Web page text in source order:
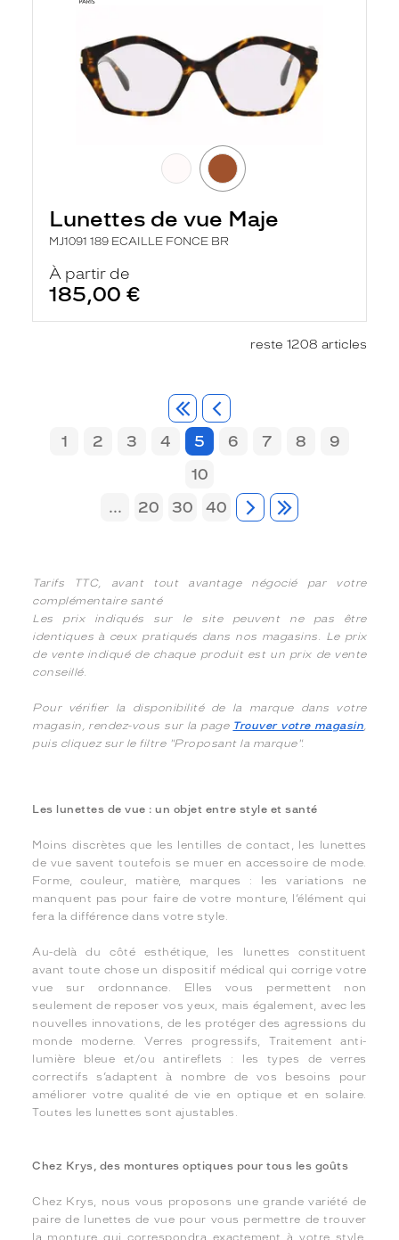
Lunettes de vue Maje
MJ1091 189 ECAILLE FONCE BR
À partir de
185,00 €
reste 1208 articles
1 2 3 4 5 6 7 8
9
10
...
20 30 40
Tarifs TTC, avant tout avantage négocié par votre
complémentaire santé
Les prix indiqués sur le site peuvent ne pas être
identiques à ceux pratiqués dans nos magasins. Le prix
de vente indiqué de chaque produit est un prix de vente
conseillé.
Pour vérifier la disponibilité de la marque dans votre
magasin, rendez-vous sur la page Trouver votre magasin,
puis cliquez sur le filtre "Proposant la marque".
Les lunettes de vue : un objet entre style et santé
Moins discrètes que les lentilles de contact, les lunettes
de vue savent toutefois se muer en accessoire de mode.
Forme, couleur, matière, marques : les variations ne
manquent pas pour faire de votre monture, l’élément qui
fera la différence dans votre style.
Au-delà du côté esthétique, les lunettes constituent
avant toute chose un dispositif médical qui corrige votre
vue sur ordonnance. Elles vous permettent non
seulement de reposer vos yeux, mais également, avec les
nouvelles innovations, de les protéger des agressions du
monde moderne. Verres progressifs, Traitement anti-
lumière bleue et/ou antireflets : les types de verres
correctifs s’adaptent à nombre de vos besoins pour
améliorer votre qualité de vie en optique et en solaire.
Toutes les lunettes sont ajustables.
Chez Krys, des montures optiques pour tous les goûts
Chez Krys, nous vous proposons une grande variété de
paire de lunettes de vue pour vous permettre de trouver
la monture qui correspondra exactement à votre style.